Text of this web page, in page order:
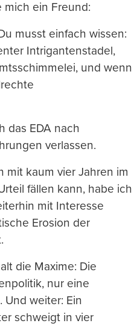
ein Freund:
musst einfach wissen:
Intrigantenstadel,
und wenn
das EDA nach
verlassen.
mit kaum vier Jahren im
fällen kann, habe ich
mit Interesse
Erosion der
die Maxime: Die
nur eine
Und weiter: Ein
schweigt in vier